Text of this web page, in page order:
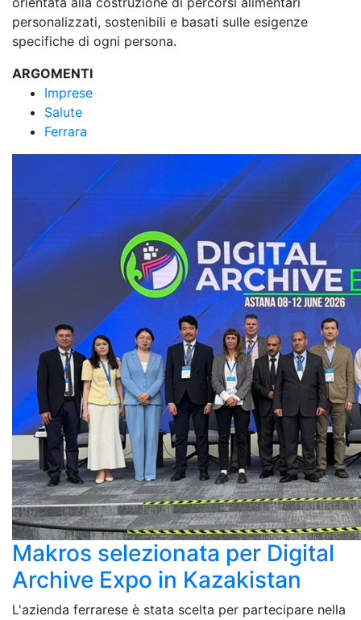
personalizzati, sostenibili e basati sulle esigenze
specifiche di ogni persona.
ARGOMENTI
Imprese
Salute
Ferrara
Makros selezionata per Digital
Archive Expo in Kazakistan
L'azienda ferrarese è stata scelta per partecipare nella